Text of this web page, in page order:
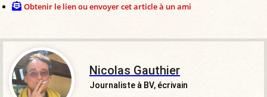
Obtenir le lien ou envoyer cet article à un ami
Nicolas Gauthier
Journaliste à BV, écrivain